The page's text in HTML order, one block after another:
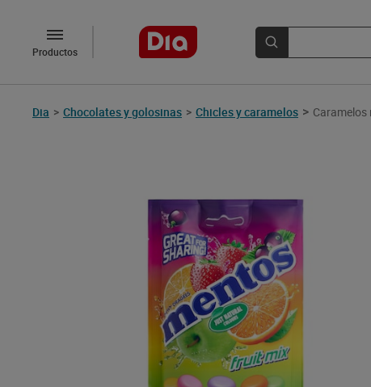
Productos
Dia > Chocolates y golosinas > Chicles y caramelos >